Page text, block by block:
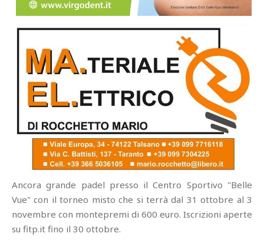
Ancora grande padel presso il Centro Sportivo "Belle
Vue" con il torneo misto che si terrà dal 31 ottobre al 3
novembre con montepremi di 600 euro. Iscrizioni aperte
su fitp.it fino il 30 ottobre.